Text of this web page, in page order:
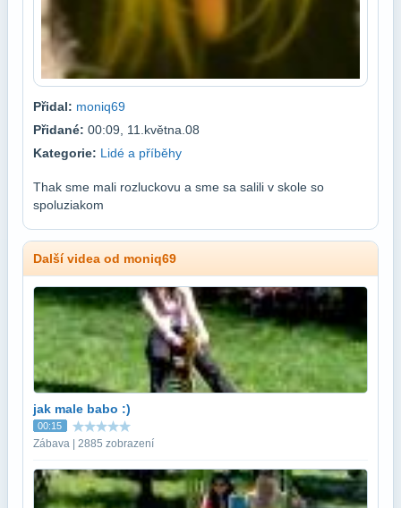
Přidal: moniq69
Přidané: 00:09, 11.května.08
Kategorie: Lidé a příběhy
Thak sme mali rozluckovu a sme sa salili v skole so
spoluziakom
Další videa od moniq69
jak male babo :)
00:15
Zábava | 2885 zobrazení